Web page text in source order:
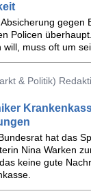
gegen
Policen
muss oft um
& Politik)
hat das
Nina Warken
keine gute